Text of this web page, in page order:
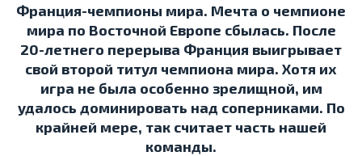
Франция-чемпионы мира. Мечта о чемпионе
мира по Восточной Европе сбылась. После
20-летнего перерыва Франция выигрывает
свой второй титул чемпиона мира. Хотя их
игра не была особенно зрелищной, им
удалось доминировать над соперниками. По
крайней мере, так считает часть нашей
команды.